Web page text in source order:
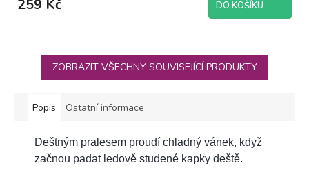
259 Kč DO KOŠÍKU
ZOBRAZIT VŠECHNY SOUVISEJÍCÍ PRODUKTY
Popis Ostatní informace
Deštným pralesem proudí chladný vánek, když
začnou padat ledově studené kapky deště.